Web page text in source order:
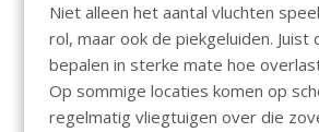
Niet alleen het aantal vluchten
rol, maar ook de piekgeluiden. Juist
bepalen in sterke mate hoe
Op sommige locaties komen op
regelmatig vliegtuigen over die